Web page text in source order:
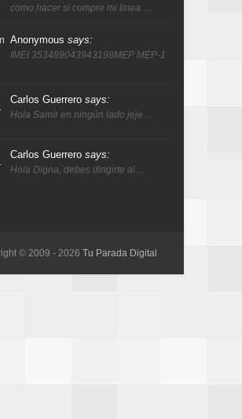
como hacer si compre mi linea …
Anonymous says:
IMEI 353489043943198MEP MEP-1
Carlos Guerrero says:
Hola Samir en ningún lado jeje…
Carlos Guerrero says:
Hola Digna, debes dirigirte al…
© 2009 - 2026 Tu Parada Digital